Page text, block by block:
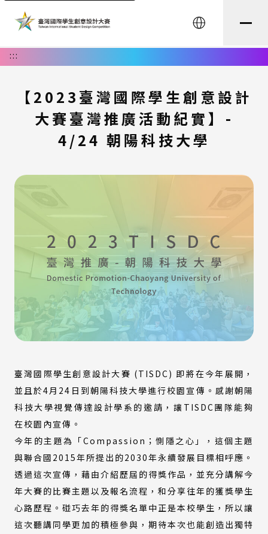
English
:::
【2023臺灣國際學生創意設計
大賽臺灣推廣活動紀實】-
4/24 朝陽科技大學
臺灣國際學生創意設計大賽 (TISDC) 即將在今年展開，
並且於4月24日到朝陽科技大學進行校園宣傳。感謝朝陽
科技大學視覺傳達設計學系的邀請，讓TISDC團隊能夠
在校園內宣傳。
今年的主題為「Compassion；惻隱之心」，這個主題
與聯合國2015年所提出的2030年永續發展目標相呼應。
透過這次宣傳，藉由介紹歷屆的得獎作品，並充分講解今
年大賽的比賽主題以及報名流程，和分享往年的獲獎學生
心路歷程。碰巧去年的得獎名單中正是本校學生，所以讓
這次聽講同學更加的積極參與，期待本次也能創造出獨特